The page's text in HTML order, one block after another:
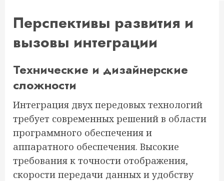
Перспективы развития и
вызовы интеграции
Технические и дизайнерские
сложности
Интеграция двух передовых технологий
требует современных решений в области
программного обеспечения и
аппаратного обеспечения. Высокие
требования к точности отображения,
скорости передачи данных и удобству